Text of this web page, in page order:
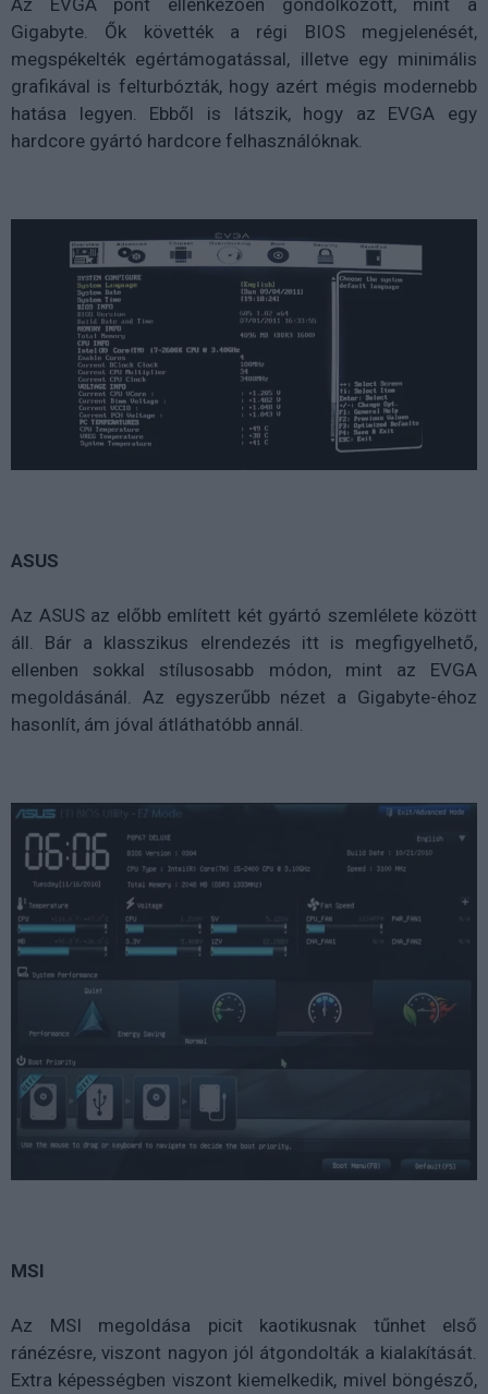
Az EVGA pont ellenkezően gondolkozott, mint a
Gigabyte. Ők követték a régi BIOS megjelenését,
megspékelték egértámogatással, illetve egy minimális
grafikával is felturbózták, hogy azért mégis modernebb
hatása legyen. Ebből is látszik, hogy az EVGA egy
hardcore gyártó hardcore felhasználóknak.
ASUS
Az ASUS az előbb említett két gyártó szemlélete között
áll. Bár a klasszikus elrendezés itt is megfigyelhető,
ellenben sokkal stílusosabb módon, mint az EVGA
megoldásánál. Az egyszerűbb nézet a Gigabyte-éhoz
hasonlít, ám jóval átláthatóbb annál.
MSI
Az MSI megoldása picit kaotikusnak tűnhet első
ránézésre, viszont nagyon jól átgondolták a kialakítását.
Extra képességben viszont kiemelkedik, mivel böngésző,